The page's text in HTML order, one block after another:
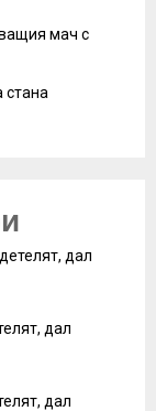
мач с
стана
дал
дал
дал